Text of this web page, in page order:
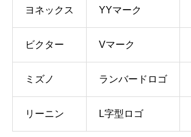
ヨネックス YYマーク
ビクター Vマーク
ミズノ ランバードロゴ
リーニン L字型ロゴ